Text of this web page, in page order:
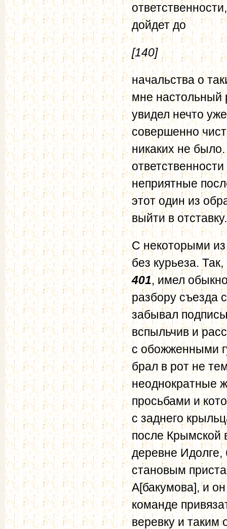
дойдет до
[140]
начальства о
мне настольный
увидел нечто
совершенно
никаких не
неприятные
этот один из
выйти в отставку.
С некоторыми из
без курьеза.
401, имел
разбору съезда
забывал
вспыльчив и
с обожженными
брал в рот не
неоднократные
просьбами и
с заднего
после Крымской
деревне Идолге,
становым
А[бакумова], и
команде
веревку и таким